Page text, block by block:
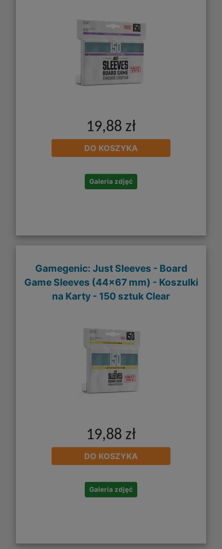
19,88 zł
DO KOSZYKA
Galeria zdjęć
Gamegenic: Just Sleeves - Board
Game Sleeves (44x67 mm) - Koszulki
na Karty - 150 sztuk Clear
19,88 zł
DO KOSZYKA
Galeria zdjęć